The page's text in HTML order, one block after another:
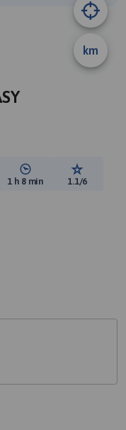
km
Średni czas potrzebny
1 h 8 min Ocena
1.1/6